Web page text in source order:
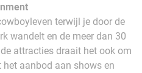
terwijl je door de
wandelt en de meer dan 30
attracties draait het ook om
aanbod aan shows en